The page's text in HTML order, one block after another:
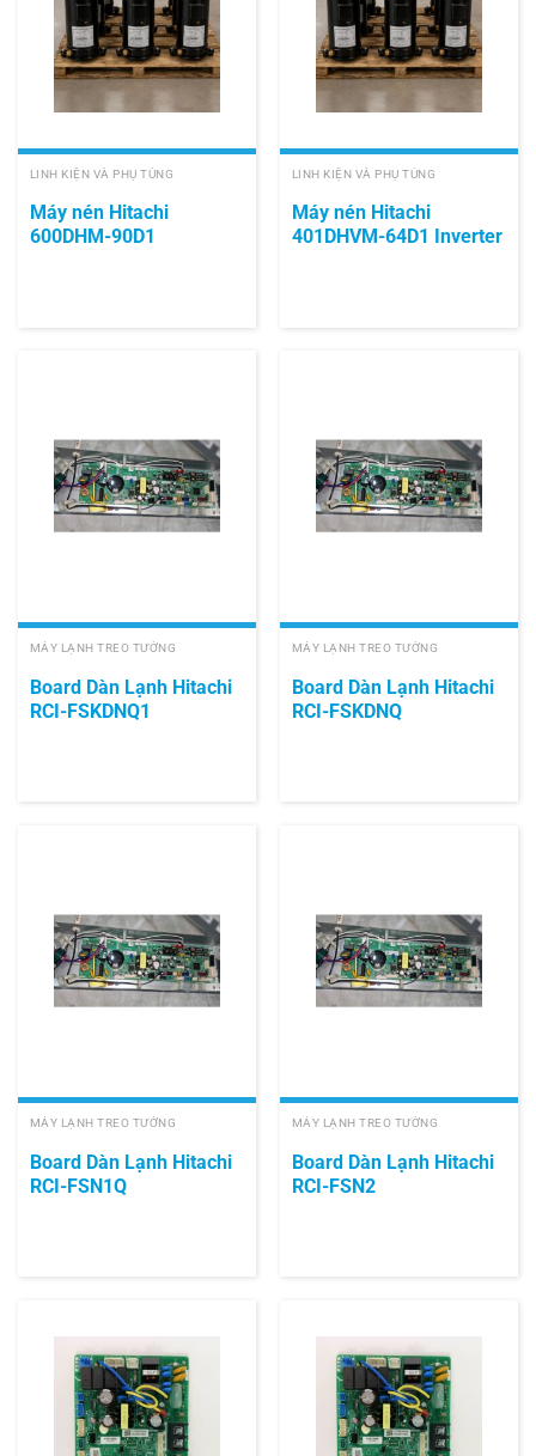
LINH KIỆN VÀ PHỤ TÙNG
Máy nén Hitachi
600DHM-90D1
LINH KIỆN VÀ PHỤ TÙNG
Máy nén Hitachi
401DHVM-64D1 Inverter
MÁY LẠNH TREO TƯỜNG
Board Dàn Lạnh Hitachi
RCI-FSKDNQ1
MÁY LẠNH TREO TƯỜNG
Board Dàn Lạnh Hitachi
RCI-FSKDNQ
MÁY LẠNH TREO TƯỜNG
Board Dàn Lạnh Hitachi
RCI-FSN1Q
MÁY LẠNH TREO TƯỜNG
Board Dàn Lạnh Hitachi
RCI-FSN2